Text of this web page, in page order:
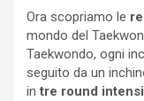
Ora scopriamo le
mondo del
Taekwondo, ogni
seguito da un
in tre round